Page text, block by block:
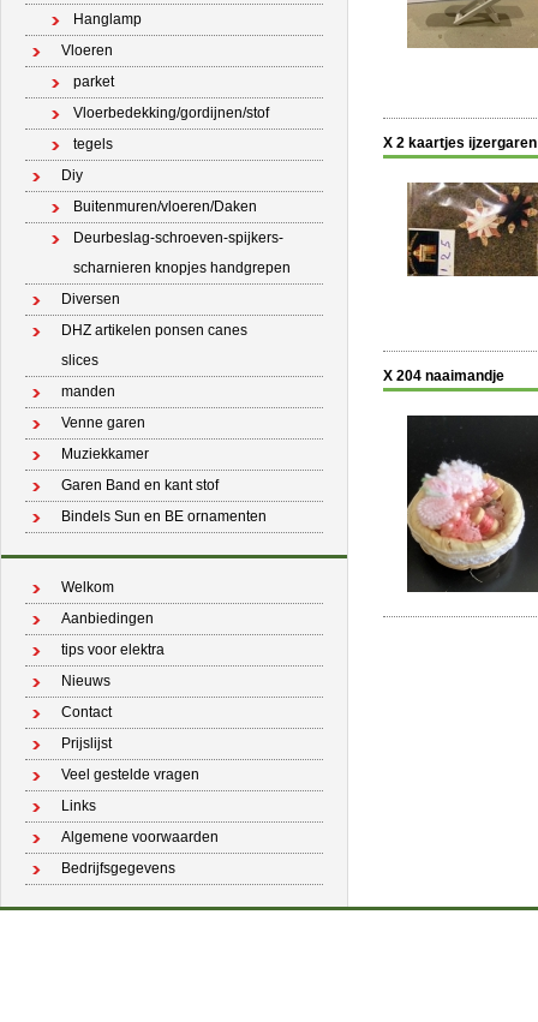
Hanglamp
Vloeren
parket
Vloerbedekking/gordijnen/stof
tegels
Diy
Buitenmuren/vloeren/Daken
Deurbeslag-schroeven-spijkers-
scharnieren knopjes handgrepen
Diversen
DHZ artikelen ponsen canes
slices
manden
Venne garen
Muziekkamer
Garen Band en kant stof
Bindels Sun en BE ornamenten
Welkom
Aanbiedingen
tips voor elektra
Nieuws
Contact
Prijslijst
Veel gestelde vragen
Links
Algemene voorwaarden
Bedrijfsgegevens
X 2 kaartjes ijzergaren
X 204 naaimandje